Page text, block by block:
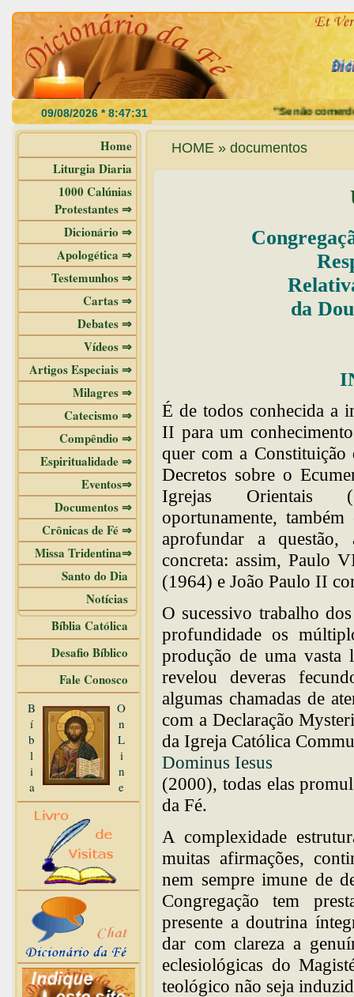
"Se não comerdes a
Home
Liturgia Diaria
1000 Calúnias
Protestantes ⇒
Dicionário ⇒
Apologética ⇒
Testemunhos ⇒
Cartas ⇒
Debates ⇒
Vídeos ⇒
Artigos Especiais ⇒
Milagres ⇒
Catecismo ⇒
Compêndio ⇒
Espiritualidade ⇒
Eventos⇒
Documentos ⇒
Crônicas de Fé ⇒
Missa Tridentina⇒
Santo do Dia
Notícias
Bíblia Católica
Desafio Bíblico
Fale Conosco
B
í
b
l
i
a
O
n
L
i
n
e
HOME » documentos
da
É de todos conhecida a
II para um
quer com a
Decretos sobre o
Igrejas Orientais
oportunamente,
aprofundar a questão,
concreta: assim, Paulo
(1964) e João Paulo II
O sucessivo trabalho
profundidade os
produção de uma vasta
revelou deveras
algumas chamadas de
com a Declaração
da Igreja Católica
Dominus Iesus
(2000), todas elas
da Fé.
A complexidade
muitas afirmações,
nem sempre imune de
Congregação tem
presente a doutrina
dar com clareza a
eclesiológicas do
teológico não seja